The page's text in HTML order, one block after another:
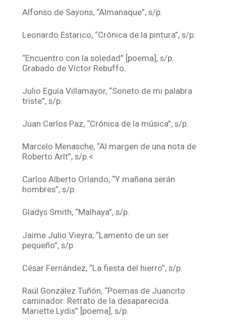
Alfonso de Sayons, “Almanaque”, s/p.
Leonardo Estarico, “Crónica de la pintura”, s/p.
“Encuentro con la soledad” [poema], s/p.
Grabado de Víctor Rebuffo.
Julio Eguía Villamayor, “Soneto de mi palabra
triste”, s/p.
Juan Carlos Paz, “Crónica de la música”, s/p.
Marcelo Menasche, “Al margen de una nota de
Roberto Arlt”, s/p.<
Carlos Alberto Orlando, “Y mañana serán
hombres”, s/p.
Gladys Smith, “Malhaya”, s/p.
Jaime Julio Vieyra, “Lamento de un ser
pequeño”, s/p
César Fernández, “La fiesta del hierro”, s/p.
Raúl González Tuñón, “Poemas de Juancito
caminador: Retrato de la desaparecida.
Mariette Lydis” [poema], s/p.